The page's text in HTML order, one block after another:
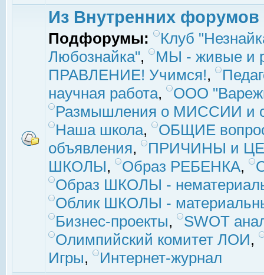
Из Внутренних форумов
Подфорумы:
Клуб
Любознайка",
МЫ - живые и
ПРАВЛЕНИЕ! Учимся!,
научная работа,
ООО
Размышления о МИССИИ и
Наша школа,
ОБЩИЕ
объявления,
ПРИЧИНЫ и
ШКОЛЫ, Образ РЕБЕНКА,
Образ ШКОЛЫ -
Облик ШКОЛЫ -
Бизнес-проекты,
SWOT
Олимпийский комитет ЛОИ,
Игры, Интернет-журнал